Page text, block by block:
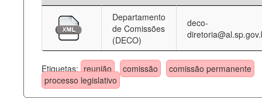
Departamento
de Comissões
(DECO)
deco-
Etiquetas: reunião comissão
comissão permanente
processo legislativo